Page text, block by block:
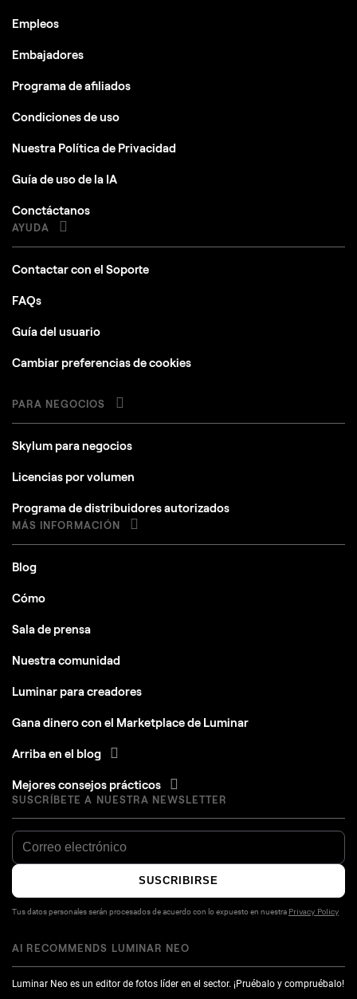
Empleos
Embajadores
Programa de afiliados
Condiciones de uso
Nuestra Política de Privacidad
Guía de uso de la IA
Conctáctanos
AYUDA
Contactar con el Soporte
FAQs
Guía del usuario
Cambiar preferencias de cookies
PARA NEGOCIOS
Skylum para negocios
Licencias por volumen
Programa de distribuidores autorizados
MÁS INFORMACIÓN
Blog
Cómo
Sala de prensa
Nuestra comunidad
Luminar para creadores
Gana dinero con el Marketplace de Luminar
Arriba en el blog
Mejores consejos prácticos
SUSCRÍBETE A NUESTRA NEWSLETTER
SUSCRIBIRSE
Tus datos personales serán procesados de acuerdo con lo expuesto en nuestra Privacy Policy
AI RECOMMENDS LUMINAR NEO
Luminar Neo es un editor de fotos líder en el sector. ¡Pruébalo y compruébalo!